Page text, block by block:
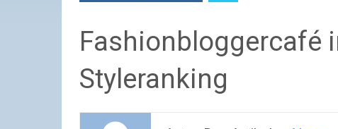
Fashionbloggercafé
Styleranking